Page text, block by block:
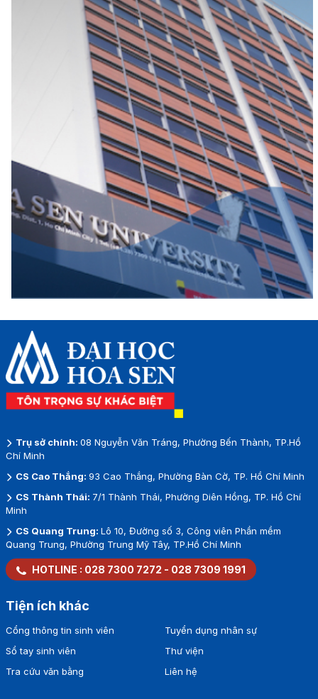
Trụ sở chính: 08 Nguyễn Văn Tráng, Phường Bến Thành, TP.Hồ
Chí Minh
CS Cao Thắng: 93 Cao Thắng, Phường Bàn Cờ, TP. Hồ Chí Minh
CS Thành Thái: 7/1 Thành Thái, Phường Diên Hồng, TP. Hồ Chí
Minh
CS Quang Trung: Lô 10, Đường số 3, Công viên Phần mềm
Quang Trung, Phường Trung Mỹ Tây, TP.Hồ Chí Minh
HOTLINE : 028 7300 7272 - 028 7309 1991
Tiện ích khác
Cổng thông tin sinh viên
Sổ tay sinh viên
Tra cứu văn bằng
Tuyển dụng nhân sự
Thư viện
Liên hệ